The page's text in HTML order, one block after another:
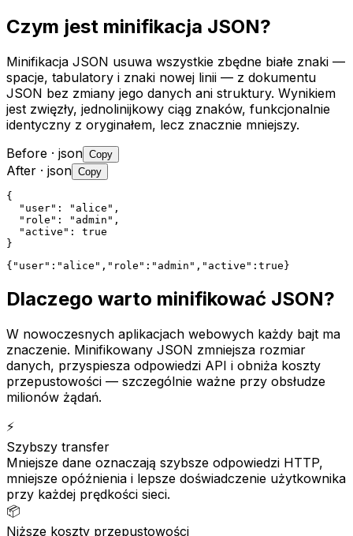
Czym jest minifikacja JSON?
Minifikacja JSON usuwa wszystkie zbędne białe znaki —
spacje, tabulatory i znaki nowej linii — z dokumentu
JSON bez zmiany jego danych ani struktury. Wynikiem
jest zwięzły, jednolinijkowy ciąg znaków, funkcjonalnie
identyczny z oryginałem, lecz znacznie mniejszy.
Before · json Copy
After · json Copy
{
  "user": "alice",
  "role": "admin",
  "active": true
}
{"user":"alice","role":"admin","active":true}
Dlaczego warto minifikować JSON?
W nowoczesnych aplikacjach webowych każdy bajt ma
znaczenie. Minifikowany JSON zmniejsza rozmiar
danych, przyspiesza odpowiedzi API i obniża koszty
przepustowości — szczególnie ważne przy obsłudze
milionów żądań.
⚡
Szybszy transfer
Mniejsze dane oznaczają szybsze odpowiedzi HTTP,
mniejsze opóźnienia i lepsze doświadczenie użytkownika
przy każdej prędkości sieci.
📦
Niższe koszty przepustowości